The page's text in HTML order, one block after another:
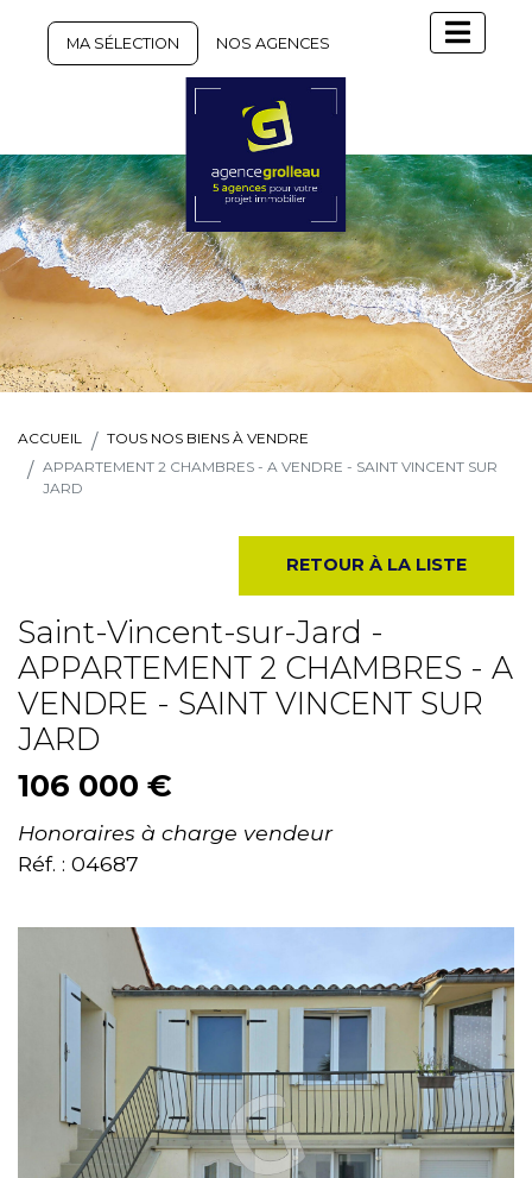
MA SÉLECTION NOS AGENCES
ACCUEIL
TOUS NOS BIENS À VENDRE
APPARTEMENT 2 CHAMBRES - A VENDRE - SAINT VINCENT SUR
JARD
RETOUR À LA LISTE
Saint-Vincent-sur-Jard -
APPARTEMENT 2 CHAMBRES - A
VENDRE - SAINT VINCENT SUR
JARD
106 000 €
Honoraires à charge vendeur
Réf. : 04687